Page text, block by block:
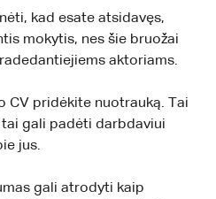
kad esate atsidavęs,
mokytis, nes šie bruožai
aktoriams.
CV pridėkite nuotrauką. Tai
gali padėti darbdaviui
jus.
gali atrodyti kaip